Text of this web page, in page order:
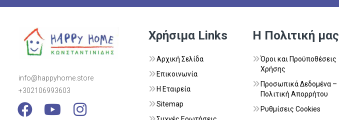
info@happyhome.store
+302106993603
Visit Link
Visit LinkVisit Link
Χρήσιμα Links
Αρχική Σελίδα
Επικοινωνία
Η Εταιρεία
Sitemap
Η Πολιτική μας
Όροι και Προϋποθέσεις
Χρήσης
Προσωπικά Δεδομένα –
Πολιτική Απορρήτου
Ρυθμίσεις Cookies